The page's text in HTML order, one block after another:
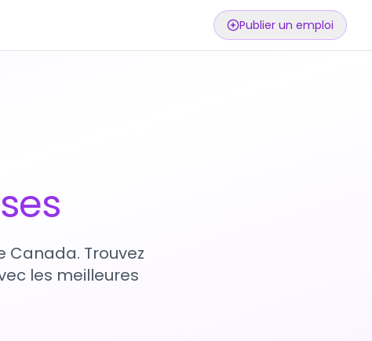
Publier un emploi
Canada. Trouvez
les meilleures